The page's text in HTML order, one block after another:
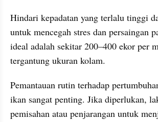
Hindari kepadatan yang terlalu tinggi
untuk mencegah stres dan persaingan
ideal adalah sekitar 200–400 ekor per
tergantung ukuran kolam.
Pemantauan rutin terhadap
ikan sangat penting. Jika diperlukan,
pemisahan atau penjarangan untuk